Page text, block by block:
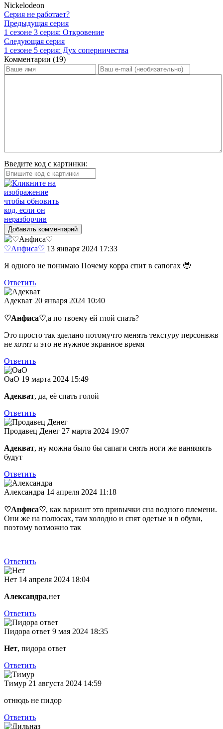
Nickelodeon
Серия не работает?
Предыдущая серия
1 сезоне 3 серия: Откровение
Следующая серия
1 сезоне 5 серия: Дух соперничества
Комментарии (19)
Введите код с картинки:
Добавить комментарий
♡Анфиса♡ 13 января 2024 17:33
Я одного не понимаю Почему корра спит в сапогах 🤓
Ответить
Адекват 20 января 2024 10:40
♡Анфиса♡,а по твоему ей глой спать?
Это просто так зделано потомучто менять текстуру персонвжв
не хотят и это не нужное экранное время
Ответить
ОаО 19 марта 2024 15:49
Адекват, да, её спать голой
Ответить
Продавец Денег 27 марта 2024 19:07
Адекват, ну можна было бы сапаги снять ноги же ваняяяять
будут
Ответить
Александра 14 апреля 2024 11:18
♡Анфиса♡, как вариант это привычки сна водного племени.
Они же на полюсах, там холодно и спят одетые и в обуви,
поэтому возможно так
Ответить
Нет 14 апреля 2024 18:04
Александра,нет
Ответить
Пидора ответ 9 мая 2024 18:35
Нет, пидора ответ
Ответить
Тимур 21 августа 2024 14:59
отнюдь не пидор
Ответить